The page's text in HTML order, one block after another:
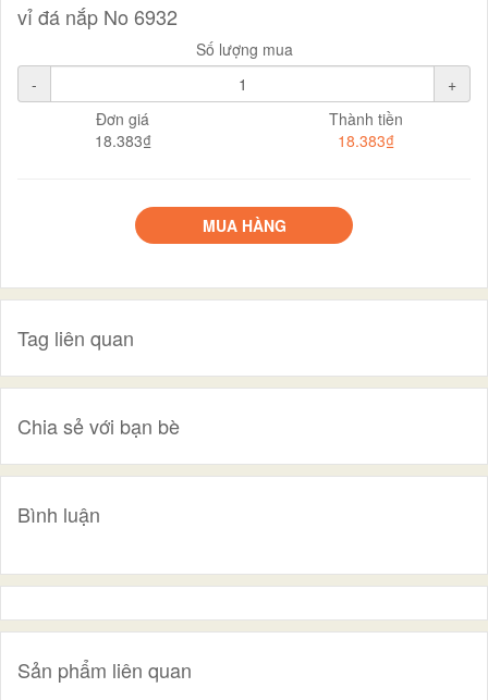
vỉ đá nắp No 6932
Số lượng mua
-
+
Đơn giá
18.383₫
Thành tiền
18.383₫
MUA HÀNG
Tag liên quan
Chia sẻ với bạn bè
Bình luận
Sản phẩm liên quan